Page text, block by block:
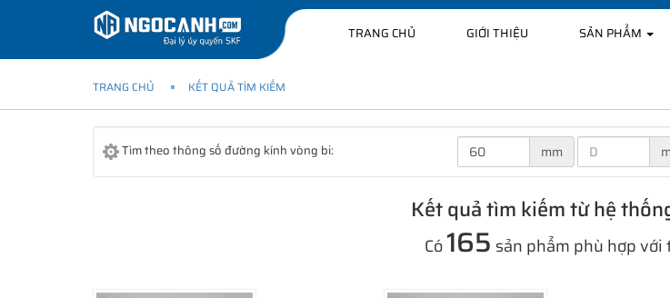
TRANG CHỦ GIỚI THIỆU SẢN PHẨM
TRANG CHỦ KẾT QUẢ TÌM KIẾM
Tìm theo thông số đường kính vòng bi: mm
Kết quả tìm kiếm từ hệ
Có165 sản phẩm phù hợp với